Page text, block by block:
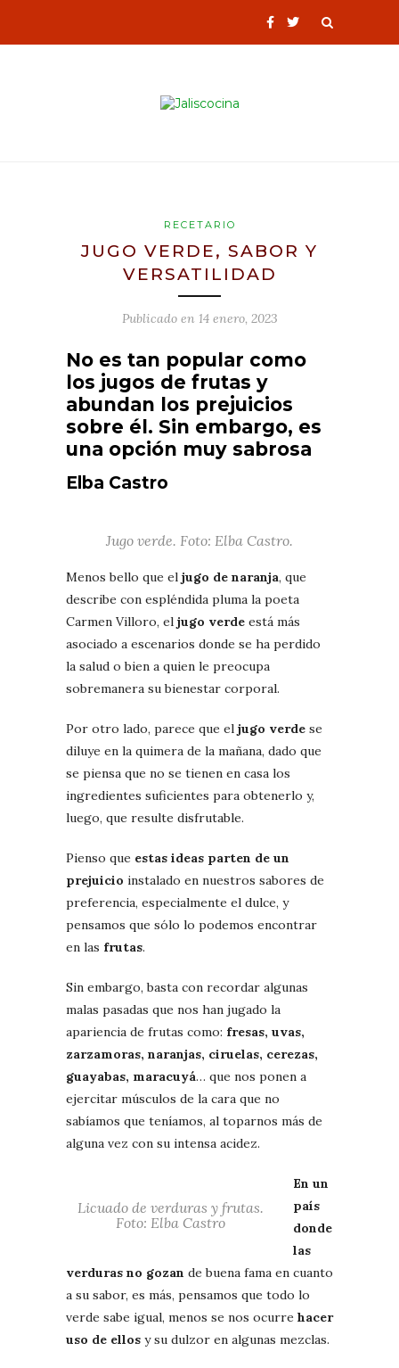
RECETARIO
JUGO VERDE, SABOR Y
VERSATILIDAD
Publicado en 14 enero, 2023
No es tan popular como
los jugos de frutas y
abundan los prejuicios
sobre él. Sin embargo, es
una opción muy sabrosa
Elba Castro
Jugo verde. Foto: Elba Castro.
Menos bello que el jugo de naranja, que
describe con espléndida pluma la poeta
Carmen Villoro, el jugo verde está más
asociado a escenarios donde se ha perdido
la salud o bien a quien le preocupa
sobremanera su bienestar corporal.
Por otro lado, parece que el jugo verde se
diluye en la quimera de la mañana, dado que
se piensa que no se tienen en casa los
ingredientes suficientes para obtenerlo y,
luego, que resulte disfrutable.
Pienso que estas ideas parten de un
prejuicio instalado en nuestros sabores de
preferencia, especialmente el dulce, y
pensamos que sólo lo podemos encontrar
en las frutas.
Sin embargo, basta con recordar algunas
malas pasadas que nos han jugado la
apariencia de frutas como: fresas, uvas,
zarzamoras, naranjas, ciruelas, cerezas,
guayabas, maracuyá… que nos ponen a
ejercitar músculos de la cara que no
sabíamos que teníamos, al toparnos más de
alguna vez con su intensa acidez.
Licuado de verduras y frutas.
Foto: Elba Castro
En un
país
donde
las
verduras no gozan de buena fama en cuanto
a su sabor, es más, pensamos que todo lo
verde sabe igual, menos se nos ocurre hacer
uso de ellos y su dulzor en algunas mezclas.